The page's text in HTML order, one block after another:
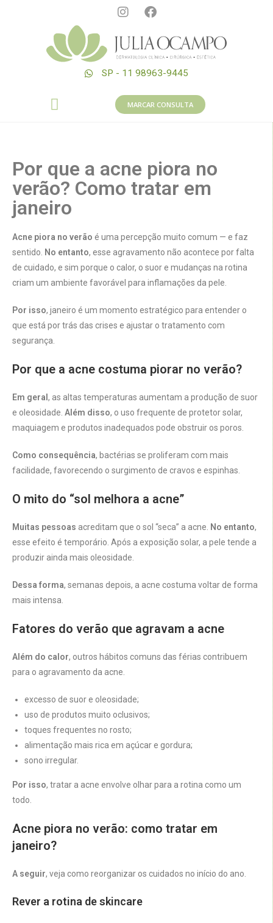
SP - 11 98963-9445
MARCAR CONSULTA
Por que a acne piora no
verão? Como tratar em
janeiro
Acne piora no verão é uma percepção muito comum — e faz
sentido. No entanto, esse agravamento não acontece por falta
de cuidado, e sim porque o calor, o suor e mudanças na rotina
criam um ambiente favorável para inflamações da pele.
Por isso, janeiro é um momento estratégico para entender o
que está por trás das crises e ajustar o tratamento com
segurança.
Por que a acne costuma piorar no verão?
Em geral , as altas temperaturas aumentam a produção de suor
e oleosidade. Além disso, o uso frequente de protetor solar,
maquiagem e produtos inadequados pode obstruir os poros.
Como consequência, bactérias se proliferam com mais
facilidade, favorecendo o surgimento de cravos e espinhas.
O mito do “sol melhora a acne”
Muitas pessoas acreditam que o sol “seca” a acne. No entanto,
esse efeito é temporário. Após a exposição solar, a pele tende a
produzir ainda mais oleosidade.
Dessa forma, semanas depois, a acne costuma voltar de forma
mais intensa.
Fatores do verão que agravam a acne
Além do calor, outros hábitos comuns das férias contribuem
para o agravamento da acne.
excesso de suor e oleosidade;
uso de produtos muito oclusivos;
toques frequentes no rosto;
alimentação mais rica em açúcar e gordura;
sono irregular.
Por isso, tratar a acne envolve olhar para a rotina como um
todo.
Acne piora no verão: como tratar em
janeiro?
A seguir, veja como reorganizar os cuidados no início do ano.
Rever a rotina de skincare